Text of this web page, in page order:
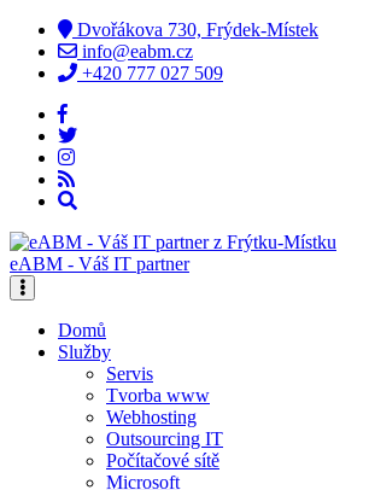
Dvořákova 730, Frýdek-Místek
info@eabm.cz
+420 777 027 509
eABM - Váš IT partner
Domů
Služby
Servis
Tvorba www
Webhosting
Outsourcing IT
Počítačové sítě
Microsoft